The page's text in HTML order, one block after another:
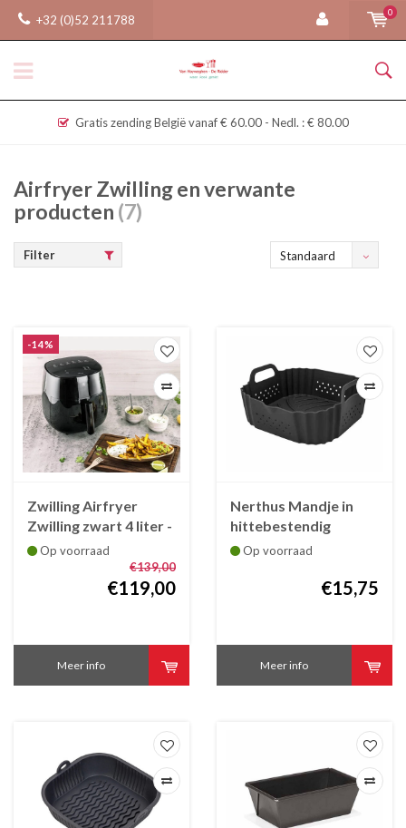
+32 (0)52 211788
0
Gratis zending België vanaf € 60.00 - Nedl. : € 80.00
Airfryer Zwilling en verwante
producten (7)
Filter Standaard
-14%
Zwilling Airfryer
Zwilling zwart 4 liter -
1400 watt
Op voorraad
€139,00
€119,00
Meer info
Nerthus Mandje in
hittebestendig
siliconen voor in de
Op voorraad
€15,75
Meer info